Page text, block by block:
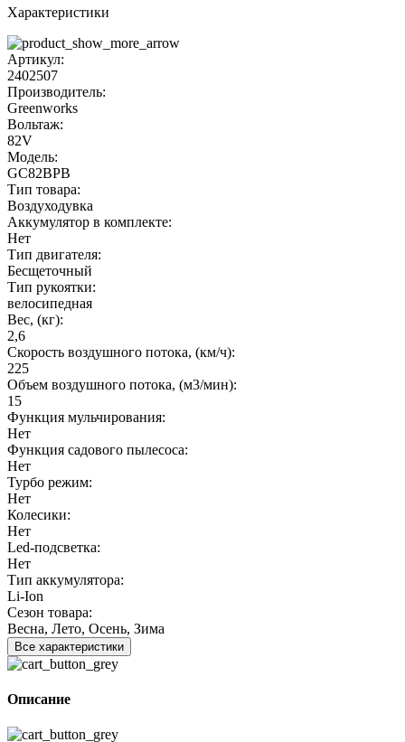
Характеристики
Артикул:
2402507
Производитель:
Greenworks
Вольтаж:
82V
Модель:
GC82BPB
Тип товара:
Воздуходувка
Аккумулятор в комплекте:
Нет
Тип двигателя:
Бесщеточный
Тип рукоятки:
велосипедная
Вес, (кг):
2,6
Скорость воздушного потока, (км/ч):
225
Объем воздушного потока, (м3/мин):
15
Функция мульчирования:
Нет
Функция садового пылесоса:
Нет
Турбо режим:
Нет
Колесики:
Нет
Led-подсветка:
Нет
Тип аккумулятора:
Li-Ion
Сезон товара:
Весна, Лето, Осень, Зима
Все характеристики
Описание